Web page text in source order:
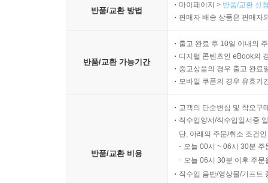
반품/교환 방법
마이페이지 > 반품/교환 신
판매자 배송 상품은 판매자
반품/교환 가능기간
출고 완료 후 10일 이내의
디지털 콘텐츠인 eBook의
중고상품의 경우 출고 완료
모바일 쿠폰의 경우 유효기
반품/교환 비용
고객의 단순변심 및 착오구
직수입양서/직수입일서중
단, 아래의 주문/취소 조건
오늘 00시 ~ 06시 30분
오늘 06시 30분 이후 주
직수입 음반/영상물/기프트